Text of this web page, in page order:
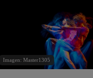
Imagen: Master1305